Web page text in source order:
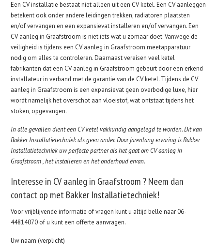
Een CV installatie bestaat niet alleen uit een CV ketel. Een CV aanleggen
betekent ook onder andere leidingen trekken, radiatoren plaatsten
en/of vervangen en een expansievat installeren en/of vervangen. Een
CV aanleg in Graafstroom is niet iets wat u zomaar doet. Vanwege de
veiligheid is tijdens een CV aanleg in Graafstroom meetapparatuur
nodig om alles te controleren. Daarnaast vereisen veel ketel
fabrikanten dat een CV aanleg in Graafstroom gebeurt door een erkend
installateur in verband met de garantie van de CV ketel. Tijdens de CV
aanleg in Graafstroom is een expansievat geen overbodige luxe, hier
wordt namelijk het overschot aan vloeistof, wat ontstaat tijdens het
stoken, opgevangen.
In alle gevallen dient een CV ketel vakkundig aangelegd te worden. Dit kan
Bakker Installatietechniek als geen ander. Door jarenlang ervaring is Bakker
Installatietechniek uw perfecte partner als het gaat om CV aanleg in
Graafstroom , het installeren en het onderhoud ervan.
Interesse in CV aanleg in Graafstroom ? Neem dan
contact op met Bakker Installatietechniek!
Voor vrijblijvende informatie of vragen kunt u altijd belle naar 06-
44814070 of u kunt een offerte aanvragen.
Uw naam (verplicht)